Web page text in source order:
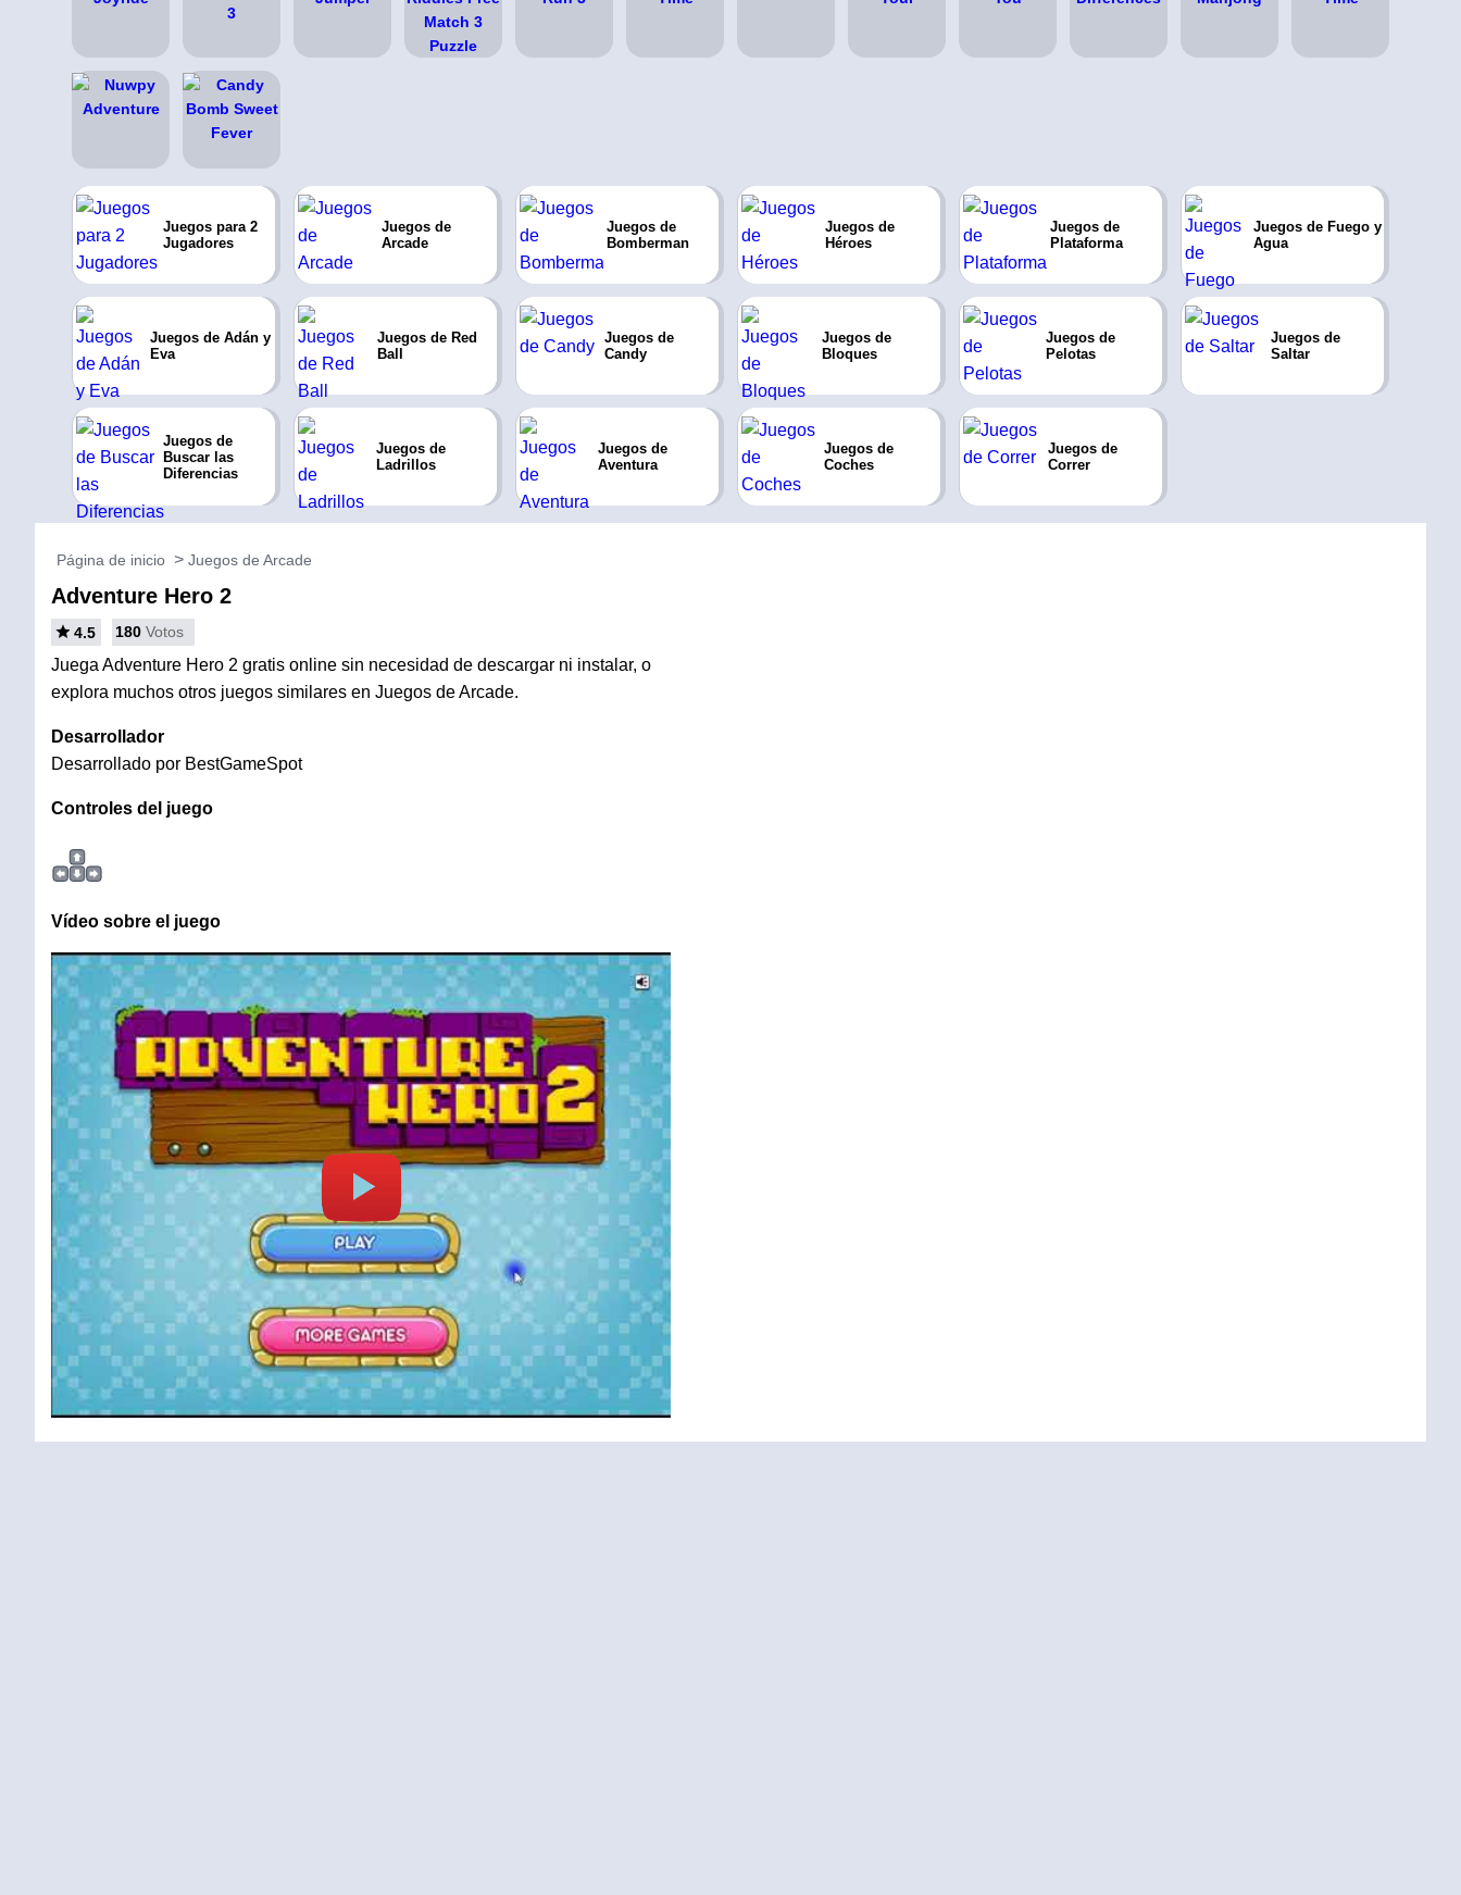
Juegos para 2
Jugadores
Juegos de
Arcade
Juegos de
Bomberman
Juegos de
Héroes
Juegos de
Plataforma
Juegos de Fuego y
Agua
Juegos de Adán y
Eva
Juegos de Red
Ball
Juegos de
Candy
Juegos de
Bloques
Juegos de
Pelotas
Juegos de
Saltar
Juegos de
Buscar las
Diferencias
Juegos de
Ladrillos
Juegos de
Aventura
Juegos de
Coches
Juegos de
Correr
Página de inicio Juegos de Arcade
Adventure Hero 2
4.5 180 Votos
Juega Adventure Hero 2 gratis online sin necesidad de descargar ni instalar, o
explora muchos otros juegos similares en Juegos de Arcade.
Desarrollador
Desarrollado por BestGameSpot
Controles del juego
Vídeo sobre el juego